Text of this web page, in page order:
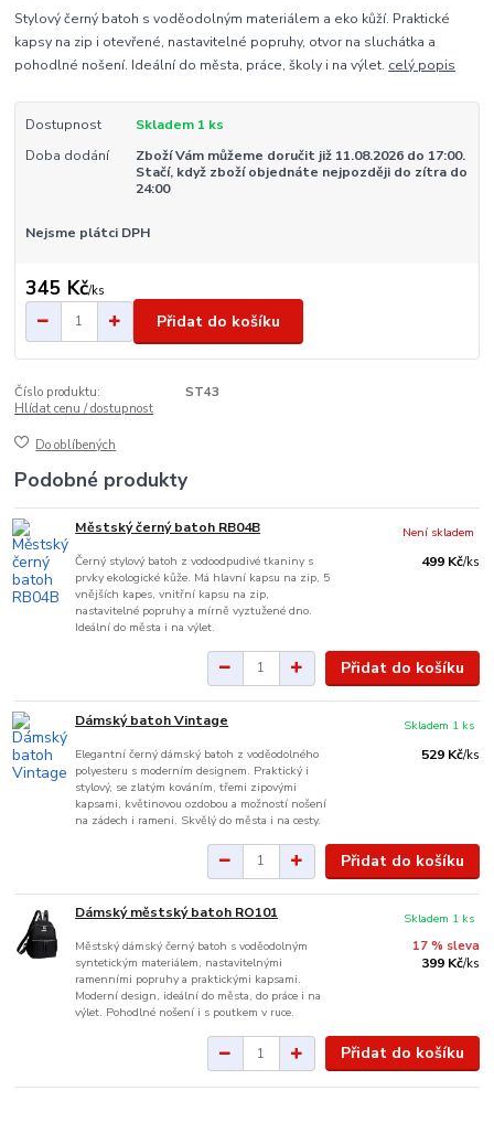
Stylový černý batoh s voděodolným materiálem a eko kůží. Praktické
kapsy na zip i otevřené, nastavitelné popruhy, otvor na sluchátka a
pohodlné nošení. Ideální do města, práce, školy i na výlet. celý popis
Dostupnost
Skladem 1 ks
Doba dodání
Zboží Vám můžeme doručit již 11.08.2026 do 17:00.
Stačí, když zboží objednáte nejpozději do zítra do
24:00
Nejsme plátci DPH
345 Kč/ks
Přidat do košíku
Číslo produktu:
ST43
Hlídat cenu / dostupnost
Do oblíbených
Podobné produkty
Městský černý batoh RB04B
Černý stylový batoh z vodoodpudivé tkaniny s
prvky ekologické kůže. Má hlavní kapsu na zip, 5
vnějších kapes, vnitřní kapsu na zip,
nastavitelné popruhy a mírně vyztužené dno.
Ideální do města i na výlet.
499 Kč/ks
Není skladem
Přidat do košíku
Dámský batoh Vintage
Elegantní černý dámský batoh z voděodolného
polyesteru s moderním designem. Praktický i
stylový, se zlatým kováním, třemi zipovými
kapsami, květinovou ozdobou a možností nošení
na zádech i rameni. Skvělý do města i na cesty.
529 Kč/ks
Skladem 1 ks
Přidat do košíku
Dámský městský batoh RO101
Městský dámský černý batoh s voděodolným
syntetickým materiálem, nastavitelnými
ramenními popruhy a praktickými kapsami.
Moderní design, ideální do města, do práce i na
výlet. Pohodlné nošení i s poutkem v ruce.
17 % sleva
399 Kč/ks
Skladem 1 ks
Přidat do košíku